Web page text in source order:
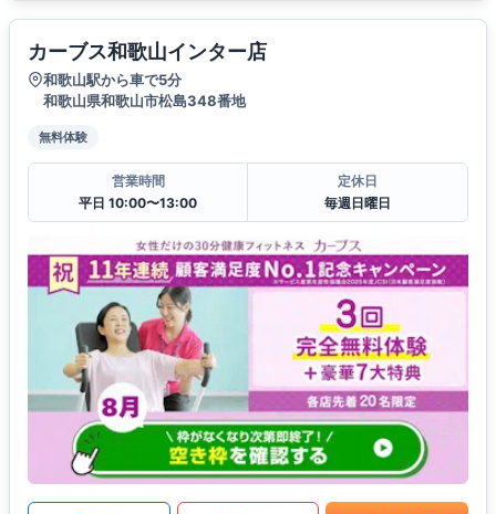
カーブス和歌山インター店
和歌山駅から車で5分
和歌山県和歌山市松島348番地
無料体験
営業時間
平日 10:00〜13:00
定休日
毎週日曜日